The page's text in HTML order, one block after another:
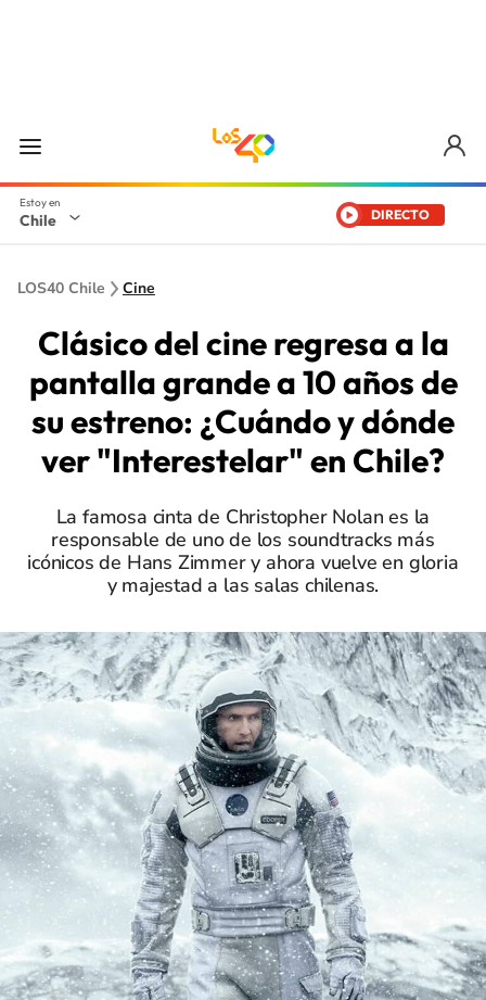
Chile DIRECTO
LOS40 Chile Cine
Clásico del cine regresa a la
pantalla grande a 10 años de
su estreno: ¿Cuándo y dónde
ver "Interestelar" en Chile?
La famosa cinta de Christopher Nolan es la
responsable de uno de los soundtracks más
icónicos de Hans Zimmer y ahora vuelve en gloria
y majestad a las salas chilenas.